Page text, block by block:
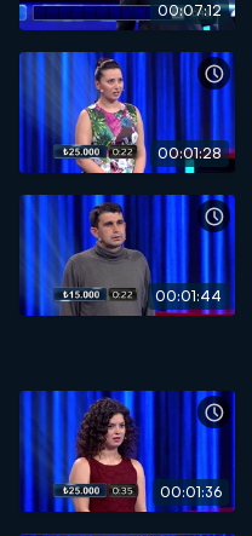
00:07:12
00:01:28
00:01:44
00:01:36